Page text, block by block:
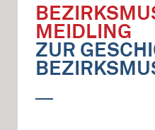
MEIDLING
ZUR